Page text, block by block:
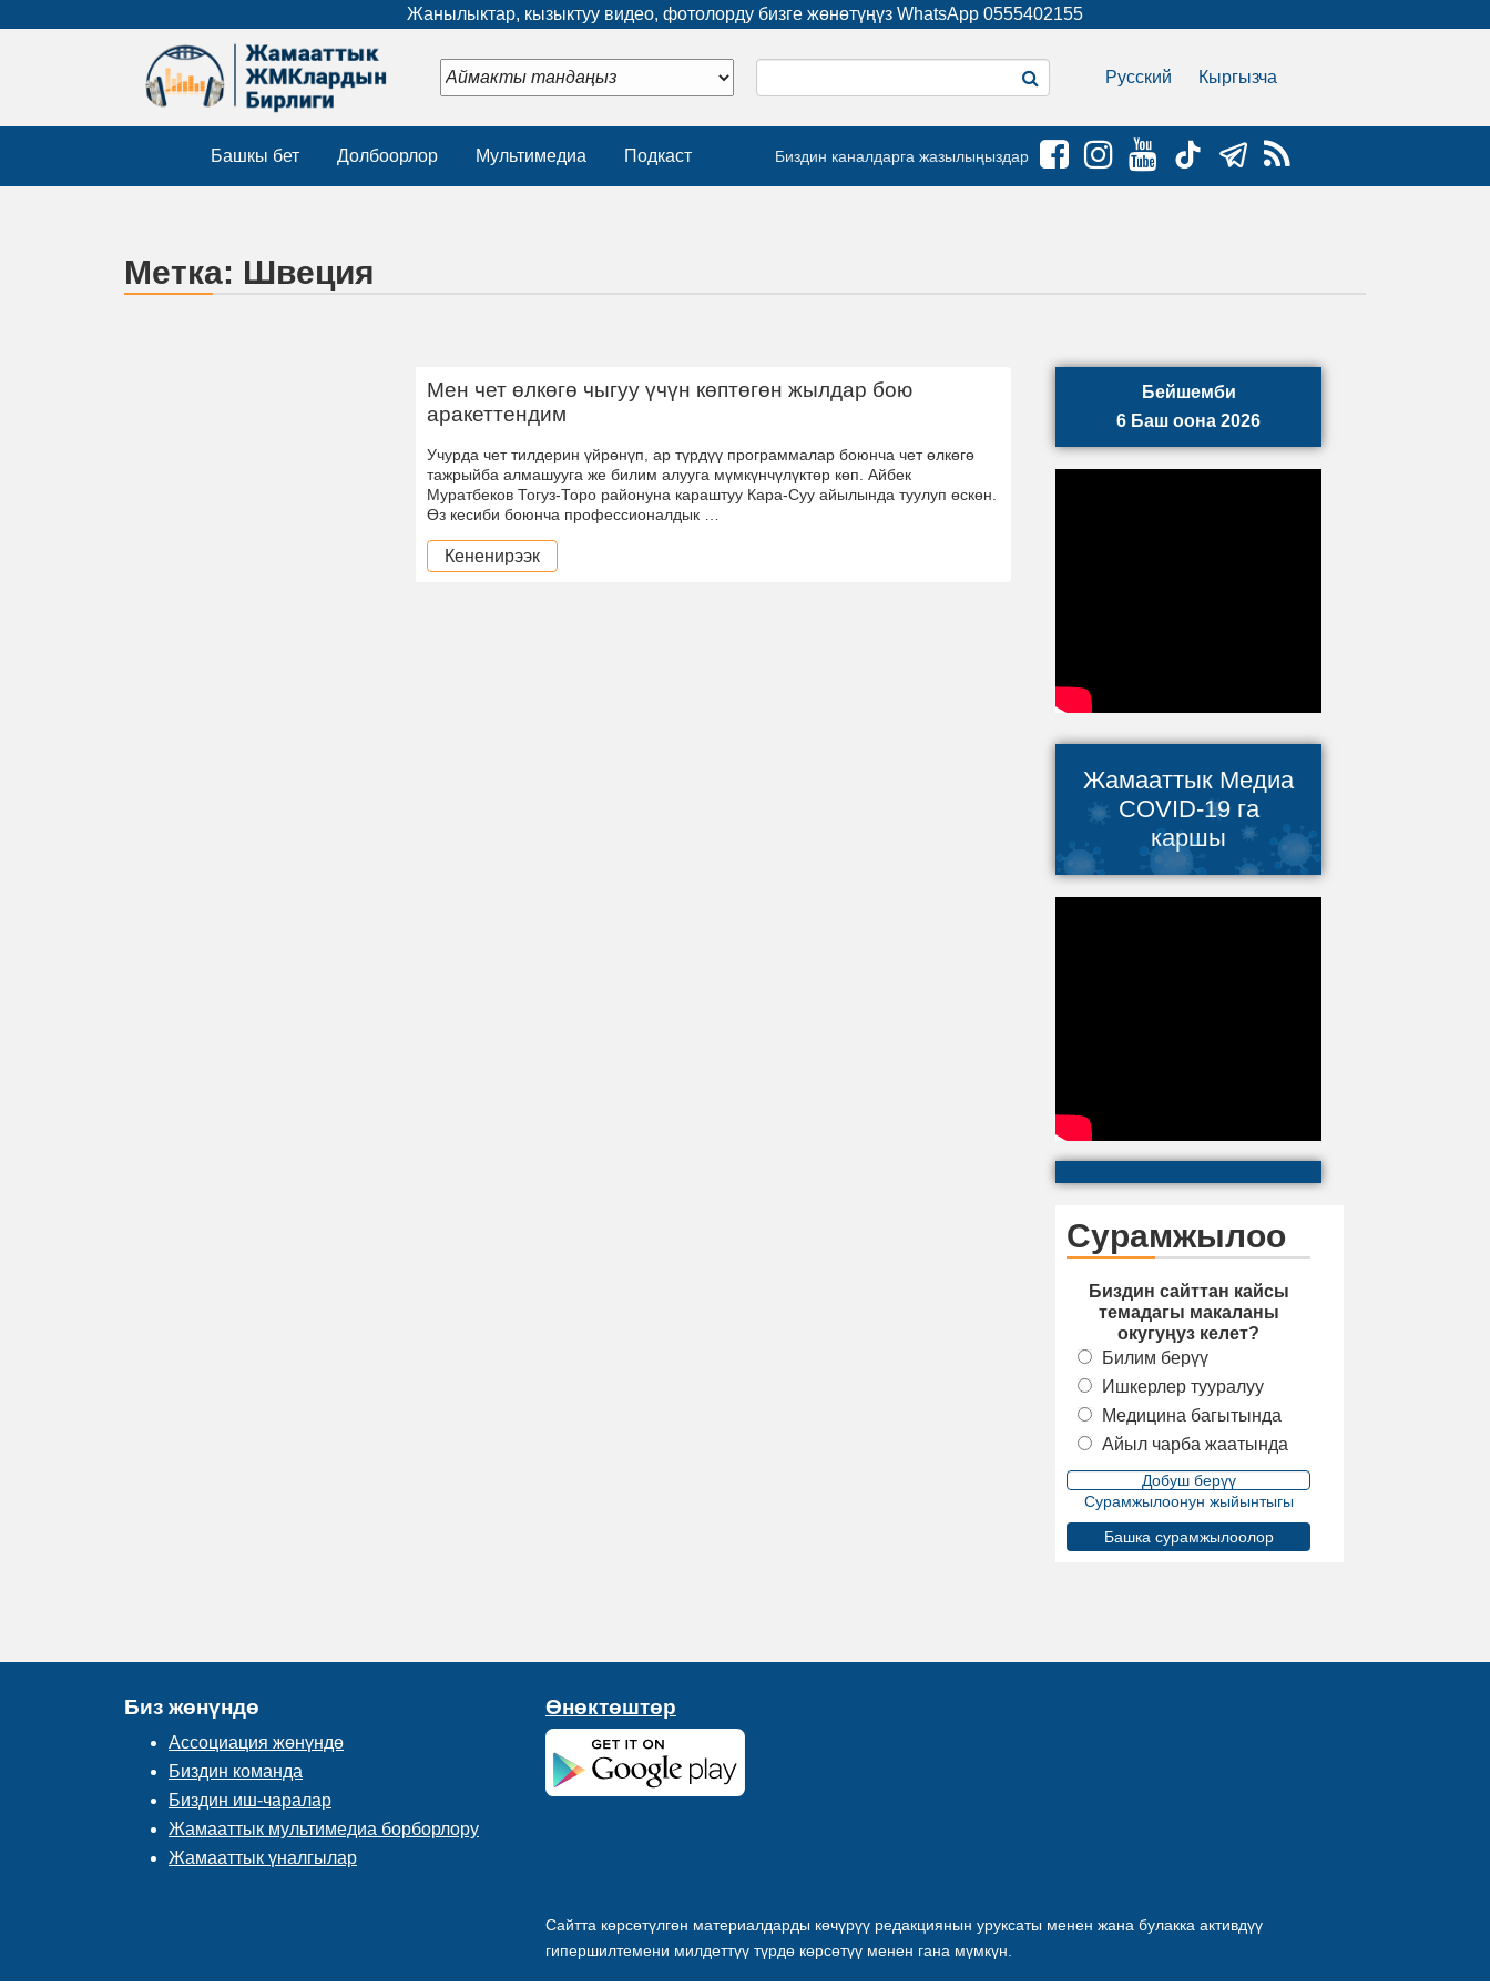
Жанылыктар, кызыктуу видео, фотолорду бизге жөнөтүңүз WhatsApp 0555402155
Русский Кыргызча
Башкы бет Долбоорлор Мультимедиа Подкаст Биздин каналдарга жазылыңыздар
Метка: Швеция
Мен чет өлкөгө чыгуу үчүн көптөгөн жылдар бою
аракеттендим
Учурда чет тилдерин үйрөнүп, ар түрдүү программалар боюнча чет өлкөгө
тажрыйба алмашууга же билим алууга мүмкүнчүлүктөр көп. Айбек
Муратбеков Тогуз-Торо районуна караштуу Кара-Суу айылында туулуп өскөн.
Өз кесиби боюнча профессионалдык …
Кененирээк
Бейшемби
6 Баш оона 2026
Жамааттык Медиа
COVID-19 га
каршы
Сурамжылоо
Биздин сайттан кайсы
темадагы макаланы
окугуңуз келет?
Билим берүү
Ишкерлер тууралуу
Медицина багытында
Айыл чарба жаатында
Сурамжылоонун жыйынтыгы
Башка сурамжылоолор
Биз жөнүндө
Ассоциация жөнүндө
Биздин команда
Биздин иш-чаралар
Жамааттык мультимедиа борборлору
Жамааттык үналгылар
Өнөктөштөр
Сайтта көрсөтүлгөн материалдарды көчүрүү редакциянын уруксаты менен жана булакка активдүү
гипершилтемени милдеттүү түрдө көрсөтүү менен гана мүмкүн.